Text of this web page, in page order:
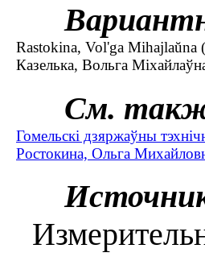
Rastokina, Vol'ga Mihajlaŭna
Казелька, Вольга
См.
Гомельскі дзяржаўны
Ростокина, Ольга